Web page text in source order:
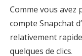
Comme vous avez
compte Snapchat
relativement
quelques de clics.